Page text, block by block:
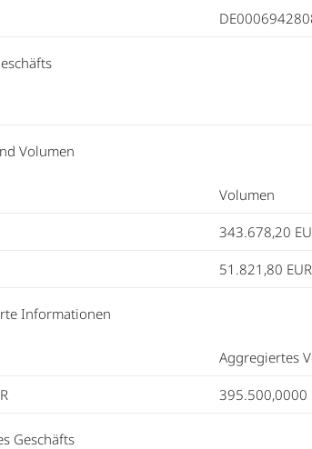
Volumen
Volumen
343.678,20
51.821,80 EUR
Informationen
Aggregiertes
395.500,0000
Geschäfts